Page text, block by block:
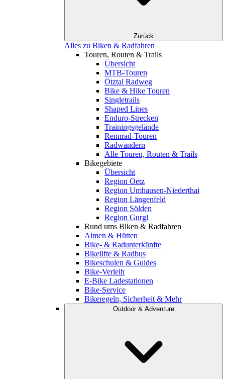
Zurück
Alles zu Biken & Radfahren
Touren, Routen & Trails
Übersicht
MTB-Touren
Ötztal Radweg
Bike & Hike Touren
Singletrails
Shaped Lines
Enduro-Strecken
Trainingsgelände
Rennrad-Touren
Radwandern
Alle Touren, Routen & Trails
Bikegebiete
Übersicht
Region Oetz
Region Umhausen-Niederthai
Region Längenfeld
Region Sölden
Region Gurgl
Rund ums Biken & Radfahren
Almen & Hütten
Bike- & Radunterkünfte
Bikelifte & Radbus
Bikeschulen & Guides
Bike-Verleih
E-Bike Ladestationen
Bike-Service
Bikeregeln, Sicherheit & Mehr
Outdoor & Adventure